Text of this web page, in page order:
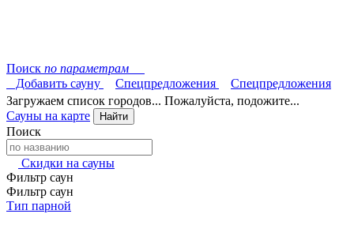
Поиск по параметрам
Добавить сауну
Спецпредложения
Спецпредложения
Загружаем список городов... Пожалуйста, подожите...
Сауны на карте
Найти
Поиск
Скидки на сауны
Фильтр саун
Фильтр саун
Тип парной